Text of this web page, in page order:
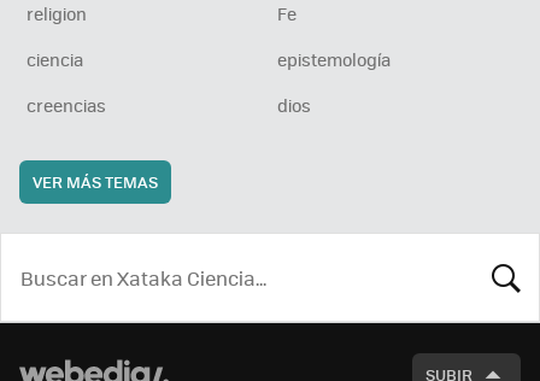
religion
Fe
ciencia
epistemología
creencias
dios
VER MÁS TEMAS
SUBIR